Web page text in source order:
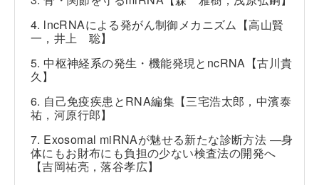
4. lncRNAによる発がん制御メカニズム【高山賢
一，井上 聡】
5. 中枢神経系の発生・機能発現とncRNA【古川貴
久】
6. 自己免疫疾患とRNA編集【三宅浩太郎，中濱泰
祐，河原行郎】
7. Exosomal miRNAが魅せる新たな診断方法 ―身
体にもお財布にも負担の少ない検査法の開発へ
【吉岡祐亮，落谷孝広】